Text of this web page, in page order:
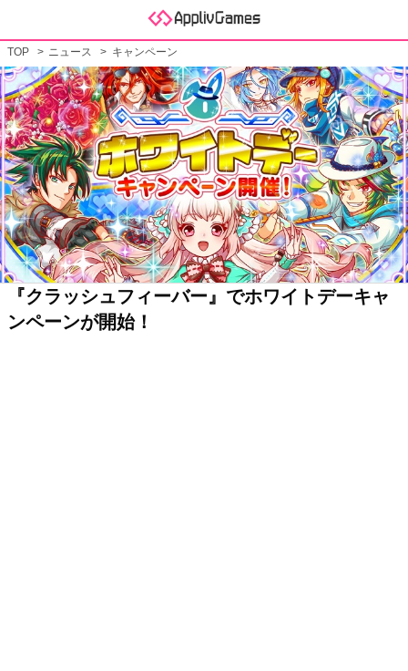
TOP ニュース キャンペーン
『クラッシュフィーバー』でホワイトデーキャ
ンペーンが開始！